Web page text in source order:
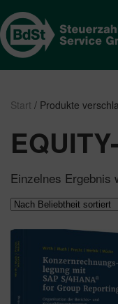
Start / Produkte
Einzelnes Ergebnis